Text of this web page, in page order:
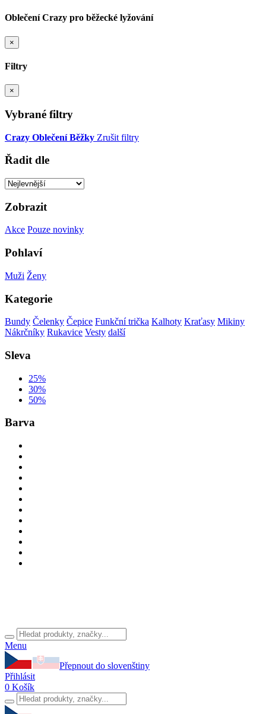
Oblečení Crazy pro běžecké lyžování
×
Filtry
×
Vybrané filtry
Crazy Oblečení Běžky Zrušit filtry
Řadit dle
Zobrazit
Akce Pouze novinky
Pohlaví
Muži Ženy
Kategorie
Bundy Čelenky Čepice Funkční trička Kalhoty Kraťasy Mikiny
Nákrčníky Rukavice Vesty další
Sleva
25%
30%
50%
Barva
Menu
Přepnout do slovenštiny
Přihlásit
0 Košík